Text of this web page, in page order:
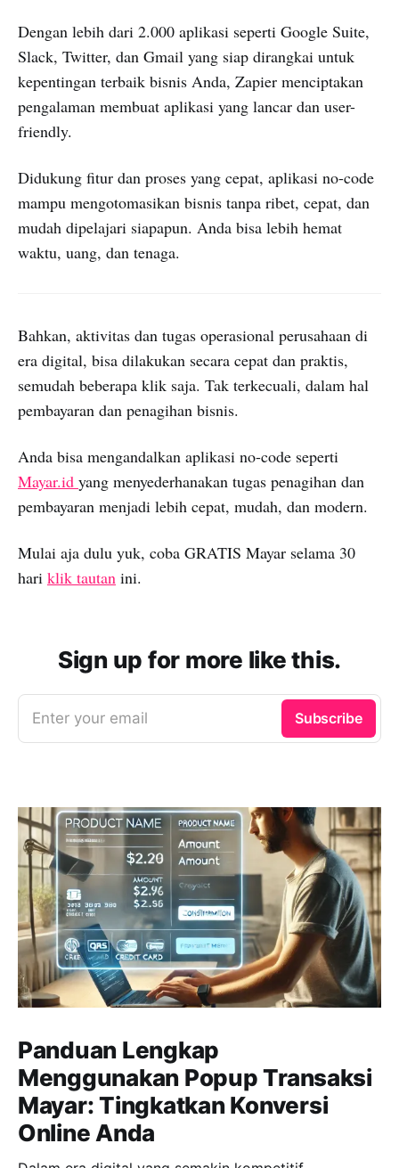
Dengan lebih dari 2.000 aplikasi seperti Google Suite,
Slack, Twitter, dan Gmail yang siap dirangkai untuk
kepentingan terbaik bisnis Anda, Zapier menciptakan
pengalaman membuat aplikasi yang lancar dan user-
friendly.
Didukung fitur dan proses yang cepat, aplikasi no-code
mampu mengotomasikan bisnis tanpa ribet, cepat, dan
mudah dipelajari siapapun. Anda bisa lebih hemat
waktu, uang, dan tenaga.
Bahkan, aktivitas dan tugas operasional perusahaan di
era digital, bisa dilakukan secara cepat dan praktis,
semudah beberapa klik saja. Tak terkecuali, dalam hal
pembayaran dan penagihan bisnis.
Anda bisa mengandalkan aplikasi no-code seperti
Mayar.id yang menyederhanakan tugas penagihan dan
pembayaran menjadi lebih cepat, mudah, dan modern.
Mulai aja dulu yuk, coba GRATIS Mayar selama 30
hari klik tautan ini.
Sign up for more like this.
Enter your email Subscribe
Panduan Lengkap
Menggunakan Popup Transaksi
Mayar: Tingkatkan Konversi
Online Anda